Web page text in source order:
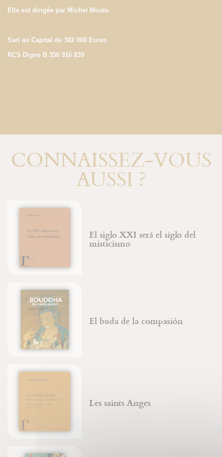
Elle est dirigée par Michel Mirale.
Sarl au Capital de 302 000 Euros
RCS Digne B 350 916 839
CONNAISSEZ-VOUS
AUSSI ?
El siglo XXI será el siglo del
misticismo
El buda de la compasión
Les saints Anges